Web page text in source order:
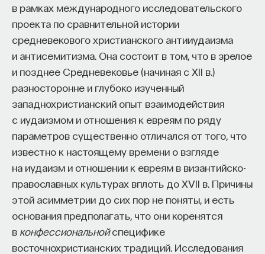
в рамках международного исследовательского
проекта по сравнительной истории
средневекового христианского антииудаизма
и антисемитизма. Она состоит в том, что в зрелое
и позднее Средневековье (начиная с XII в.)
разносторонне и глубоко изученный
западнохристианский опыт взаимодействия
с иудаизмом и отношения к евреям по ряду
параметров существенно отличался от того, что
известно к настоящему времени о взгляде
на иудаизм и отношении к евреям в византийско-
православных культурах вплоть до XVII в. Причины
этой асимметрии до сих пор не поняты, и есть
основания предполагать, что они коренятся
в конфессиональнойспецифике
восточнохристианских традиций. Исследования